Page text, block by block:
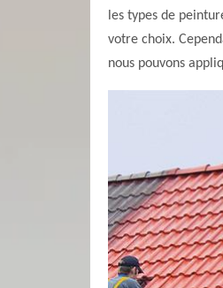
les types de
votre choix.
nous pouvons